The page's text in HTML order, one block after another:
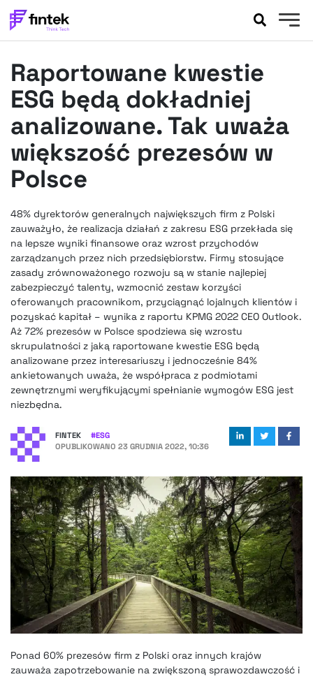
BANKOWOŚĆ
EVENTY
FELIETONY
WYWIADY
LEGAL
PODCASTY
FINTEKEXTRA
OKIEM EKSPERTA
Raportowane kwestie
ESG będą dokładniej
analizowane. Tak uważa
większość prezesów w
Polsce
48% dyrektorów generalnych największych firm z Polski
zauważyło, że realizacja działań z zakresu ESG przekłada się
na lepsze wyniki finansowe oraz wzrost przychodów
zarządzanych przez nich przedsiębiorstw. Firmy stosujące
zasady zrównoważonego rozwoju są w stanie najlepiej
zabezpieczyć talenty, wzmocnić zestaw korzyści
oferowanych pracownikom, przyciągnąć lojalnych klientów i
pozyskać kapitał – wynika z raportu KPMG 2022 CEO Outlook.
Aż 72% prezesów w Polsce spodziewa się wzrostu
skrupulatności z jaką raportowane kwestie ESG będą
analizowane przez interesariuszy i jednocześnie 84%
ankietowanych uważa, że współpraca z podmiotami
zewnętrznymi weryfikującymi spełnianie wymogów ESG jest
niezbędna.
FINTEK #ESG
OPUBLIKOWANO 23 GRUDNIA 2022, 10:36
Ponad 60% prezesów firm z Polski oraz innych krajów
zauważa zapotrzebowanie na zwiększoną sprawozdawczość i